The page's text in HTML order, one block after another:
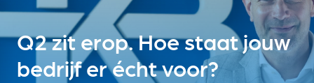
Q2 zit erop. Hoe staat jouw
bedrijf er écht voor?